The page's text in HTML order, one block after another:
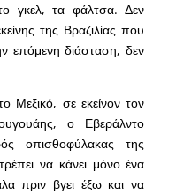
γκελ, τα φάλτσα. Δεν
της Βραζιλίας που
επόμενη διάσταση, δεν
Μεξικό, σε εκείνον τον
ο Εβεράλντο
οπισθοφύλακας της
να κάνει μόνο ένα
πριν βγει έξω και να